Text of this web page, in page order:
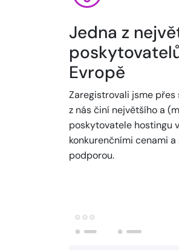
Jedna z
Evropě
Zaregistrovali jsme
z nás činí největšího a
poskytovatele hostingu
konkurenčními cenami
podporou.